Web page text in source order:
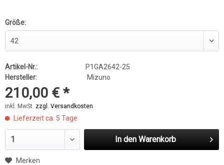
Größe:
Artikel-Nr.:
P1GA2642-25
Hersteller:
Mizuno
210,00 € *
inkl. MwSt. zzgl. Versandkosten
Lieferzeit ca. 5 Tage
In den Warenkorb
Merken